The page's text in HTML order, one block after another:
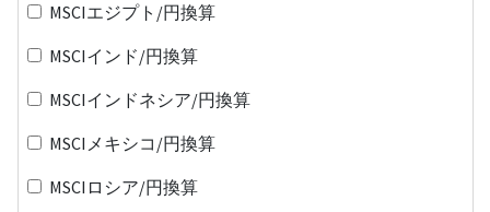
MSCIエジプト/円換算
MSCIインド/円換算
MSCIインドネシア/円換算
MSCIメキシコ/円換算
MSCIロシア/円換算